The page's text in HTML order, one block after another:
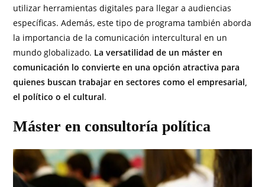
utilizar herramientas digitales para llegar a audiencias
específicas. Además, este tipo de programa también aborda
la importancia de la comunicación intercultural en un
mundo globalizado. La versatilidad de un máster en
comunicación lo convierte en una opción atractiva para
quienes buscan trabajar en sectores como el empresarial,
el político o el cultural.
Máster en consultoría política